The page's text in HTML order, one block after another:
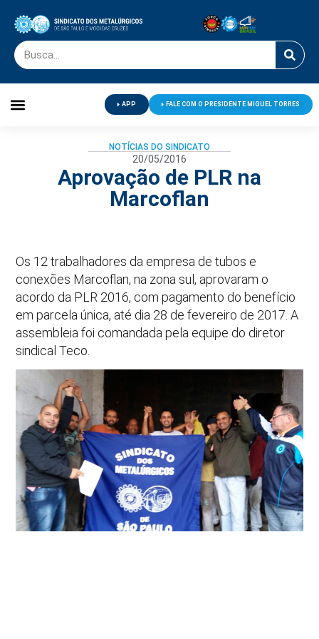
APP FALE COM O PRESIDENTE MIGUEL TORRES
NOTÍCIAS DO SINDICATO
20/05/2016
Aprovação de PLR na
Marcoflan
Os 12 trabalhadores da empresa de tubos e
conexões Marcoflan, na zona sul, aprovaram o
acordo da PLR 2016, com pagamento do benefício
em parcela única, até dia 28 de fevereiro de 2017. A
assembleia foi comandada pela equipe do diretor
sindical Teco.